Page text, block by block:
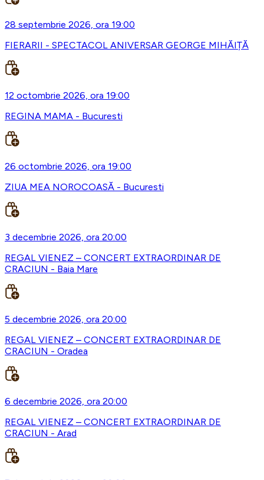
28 septembrie 2026, ora 19:00
FIERARII - SPECTACOL ANIVERSAR GEORGE MIHĂIȚĂ
12 octombrie 2026, ora 19:00
REGINA MAMA - Bucuresti
26 octombrie 2026, ora 19:00
ZIUA MEA NOROCOASĂ - Bucuresti
3 decembrie 2026, ora 20:00
REGAL VIENEZ – CONCERT EXTRAORDINAR DE
CRACIUN - Baia Mare
5 decembrie 2026, ora 20:00
REGAL VIENEZ – CONCERT EXTRAORDINAR DE
CRACIUN - Oradea
6 decembrie 2026, ora 20:00
REGAL VIENEZ – CONCERT EXTRAORDINAR DE
CRACIUN - Arad